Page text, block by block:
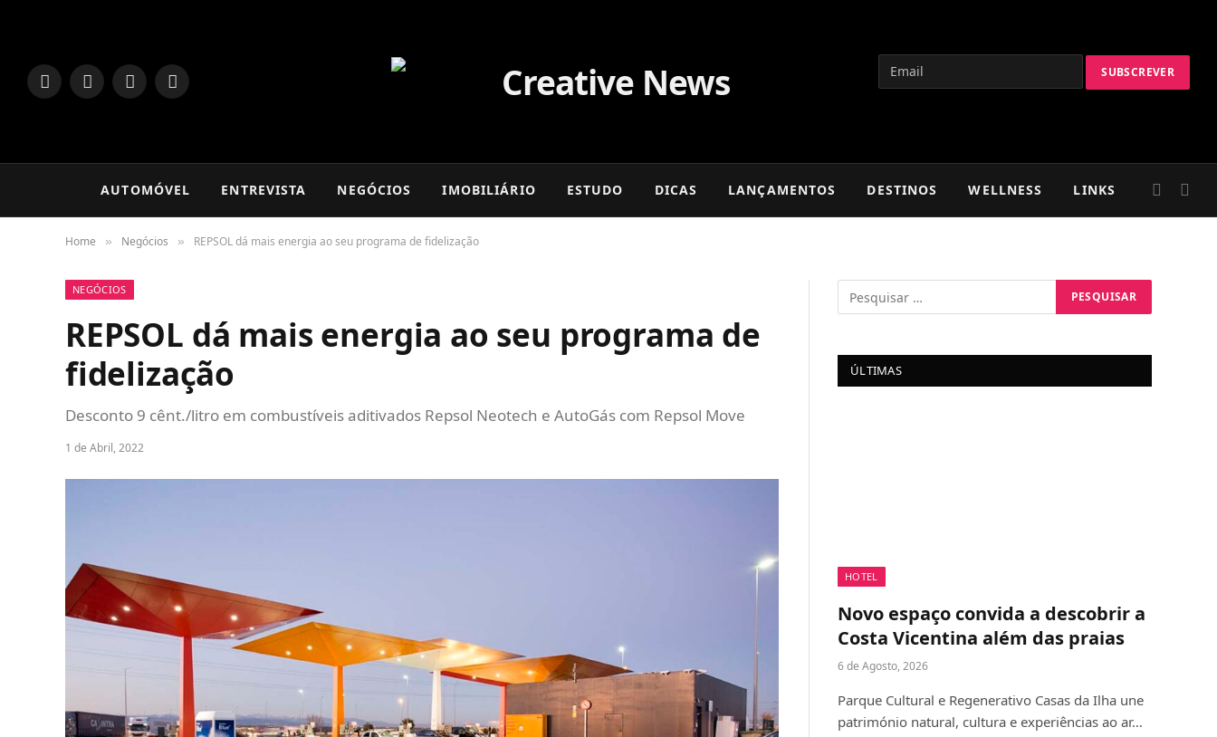
LinkedInFacebookInstagram
TikTok
AUTOMÓVEL ENTREVISTA NEGÓCIOS IMOBILIÁRIO ESTUDO DICAS LANÇAMENTOS DESTINOS WELLNESS LINKS
Home » Negócios » REPSOL dá mais energia ao seu programa de fidelização
NEGÓCIOS
REPSOL dá mais energia ao seu programa de
fidelização
Desconto 9 cênt./litro em combustíveis aditivados Repsol Neotech e AutoGás com Repsol Move
1 de Abril, 2022
ÚLTIMAS
HOTEL
Novo espaço convida a descobrir a
Costa Vicentina além das praias
6 de Agosto, 2026
Parque Cultural e Regenerativo Casas da Ilha une
património natural, cultura e experiências ao ar…